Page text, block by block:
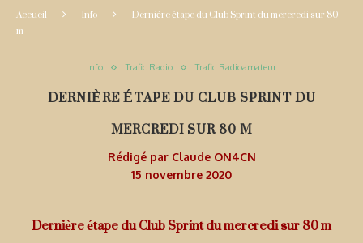
Accueil Info Dernière étape du Club Sprint du mercredi sur 80
m
Info Trafic Radio Trafic Radioamateur
DERNIÈRE ÉTAPE DU CLUB SPRINT DU
MERCREDI SUR 80 M
Rédigé par Claude ON4CN
15 novembre 2020
Dernière étape du Club Sprint du mercredi sur 80 m